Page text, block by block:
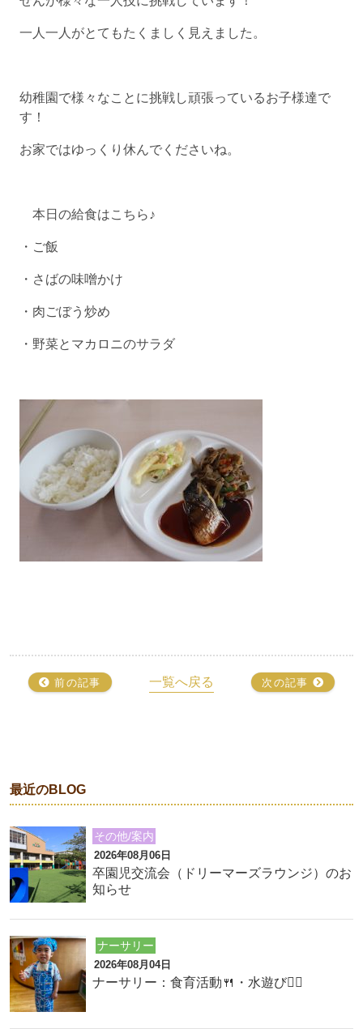
一人一人がとてもたくましく見えました。
幼稚園で様々なことに挑戦し頑張っているお子様達で
す！
お家ではゆっくり休んでくださいね。
本日の給食はこちら♪
・ご飯
・さばの味噌かけ
・肉ごぼう炒め
・野菜とマカロニのサラダ
前の記事 一覧へ戻る 次の記事
最近のBLOG
その他/案内
2026年08月06日
卒園児交流会（ドリーマーズラウンジ）のお
知らせ
ナーサリー
2026年08月04日
ナーサリー：食育活動🍴・水遊び🏊‍♂️